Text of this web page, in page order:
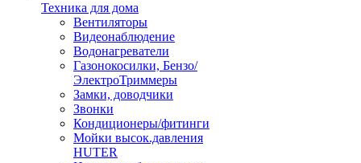
Техника для дома
Вентиляторы
Видеонаблюдение
Водонагреватели
Газонокосилки, Бензо/
ЭлектроТриммеры
Замки, доводчики
Звонки
Кондиционеры/фитинги
Мойки высок.давления
HUTER